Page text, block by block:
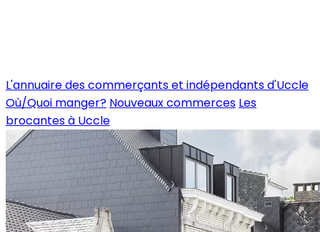
L'annuaire des commerçants et indépendants d'Uccle
Où/Quoi manger? Nouveaux commerces Les
brocantes à Uccle